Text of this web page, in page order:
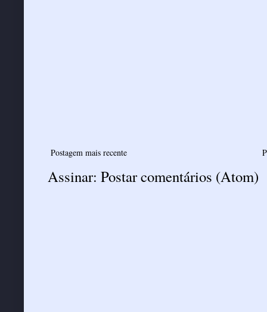
Postagem mais recente
Assinar: Postar comentários (Atom)